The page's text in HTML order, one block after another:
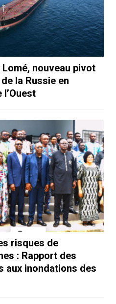
nouveau pivot
la Russie en
risques de
: Rapport des
aux inondations des